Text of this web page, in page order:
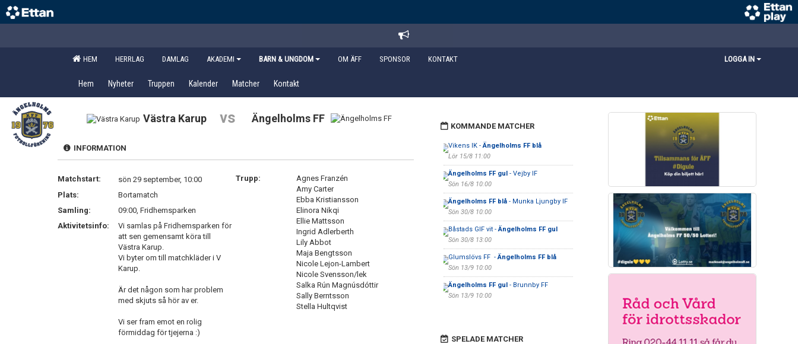
HEM HERRLAG DAMLAG AKADEMI BARN & UNGDOM OM ÄFF SPONSOR KONTAKT LOGGA IN
Hem Nyheter Truppen Kalender Matcher Kontakt
Västra Karup vs Ängelholms FF
INFORMATION
Matchstart:
sön 29 september, 10:00
Plats:
Bortamatch
Samling:
09:00, Fridhemsparken
Aktivitetsinfo:
Vi samlas på Fridhemsparken för
att sen gemensamt köra till
Västra Karup.
Vi byter om till matchkläder i V
Karup.
Är det någon som har problem
med skjuts så hör av er.
Vi ser fram emot en rolig
förmiddag för tjejerna :)
Trupp:
Agnes Franzén
Amy Carter
Ebba Kristiansson
Elinora Nikqi
Ellie Mattsson
Ingrid Adlerberth
Lily Abbot
Maja Bengtsson
Nicole Lejon-Lambert
Nicole Svensson/lek
Salka Rún Magnúsdóttir
Sally Berntsson
Stella Hultqvist
KOMMANDE MATCHER
Vikens IK -Ängelholms FF blå
Lör 15/8 11:00
Ängelholms FF gul- Vejby IF
Sön 16/8 10:00
Ängelholms FF blå- Munka Ljungby IF
Sön 30/8 10:00
Båstads GIF vit -Ängelholms FF gul
Sön 30/8 13:00
Glumslövs FF -Ängelholms FF blå
Sön 13/9 10:00
Ängelholms FF gul- Brunnby FF
Sön 13/9 10:00
SPELADE MATCHER